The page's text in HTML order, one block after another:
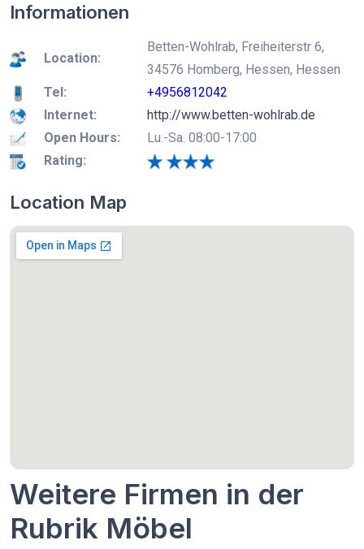
Informationen
Location:
Betten-Wohlrab, Freiheiterstr 6,
34576 Homberg, Hessen, Hessen
Tel:
+4956812042
Internet:
http://www.betten-wohlrab.de
Open Hours:
Lu.-Sa. 08:00-17:00
Rating:
Location Map
Weitere Firmen in der
Rubrik Möbel